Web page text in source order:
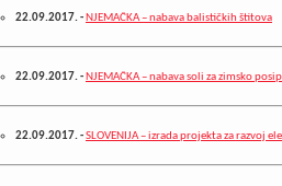
22.09.2017.- NJEMAČKA – nabava balističkih štitova
22.09.2017.- NJEMAČKA – nabava soli za zimsko
22.09.2017.-SLOVENIJA – izrada projekta za razvoj